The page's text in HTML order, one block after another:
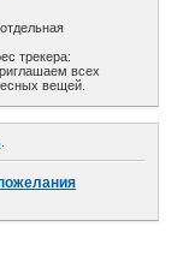
трекера:
всех
вещей.
.